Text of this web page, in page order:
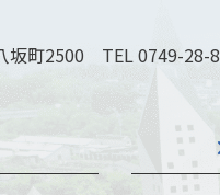
坂町2500 TEL 0749-28-